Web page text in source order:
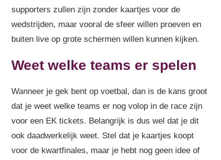
supporters zullen zijn zonder kaartjes voor de
wedstrijden, maar vooral de sfeer willen proeven en
buiten live op grote schermen willen kunnen kijken.
Weet welke teams er spelen
Wanneer je gek bent op voetbal, dan is de kans groot
dat je weet welke teams er nog volop in de race zijn
voor een EK tickets. Belangrijk is dus wel dat je dit
ook daadwerkelijk weet. Stel dat je kaartjes koopt
voor de kwartfinales, maar je hebt nog geen idee of